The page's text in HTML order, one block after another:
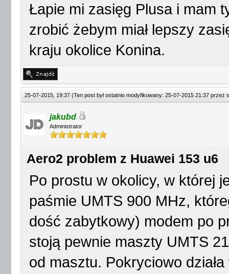
Łapie mi zasięg Plusa i mam
zrobić żebym miał lepszy
kraju okolice Konina.
25-07-2015, 19:37 (Ten post był ostatnio modyfikowany: 25-07-2015 21:37 przez
jakubd
Administrator
Aero2 problem z Huawei 153 u6
Po prostu w okolicy, w której
paśmie UMTS 900 MHz,
dość zabytkowy) modem po
stoją pewnie maszty UMTS
od masztu. Pokryciowo